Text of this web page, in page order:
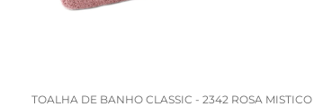
TOALHA DE BANHO CLASSIC - 2342 ROSA MISTICO